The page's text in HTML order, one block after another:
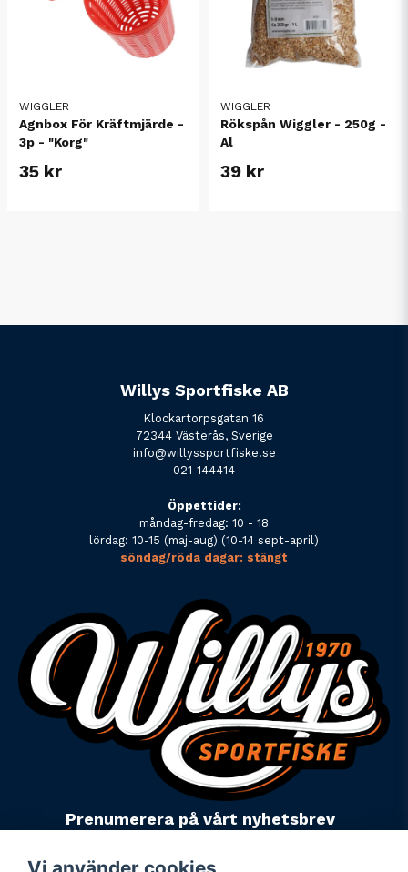
WIGGLER
Agnbox För Kräftmjärde -
3p - "Korg"
35 kr
WIGGLER
Rökspån Wiggler - 250g -
Al
39 kr
Willys Sportfiske AB
Klockartorpsgatan 16
72344 Västerås, Sverige
info@willyssportfiske.se
021-144414
Öppettider:
måndag-fredag: 10 - 18
lördag: 10-15 (maj-aug) (10-14 sept-april)
söndag/röda dagar: stängt
Prenumerera på vårt nyhetsbrev